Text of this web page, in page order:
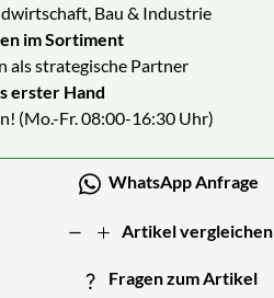
Bau & Industrie
im Sortiment
als strategische Partner
erster Hand
(Mo.-Fr. 08:00-16:30 Uhr)
WhatsApp Anfrage
Artikel vergleichen
Fragen zum Artikel